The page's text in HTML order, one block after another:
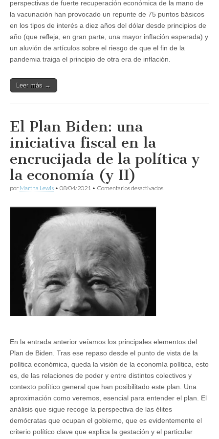
perspectivas de fuerte recuperación económica de la mano de
la vacunación han provocado un repunte de 75 puntos básicos
en los tipos de interés a diez años del dólar desde principios de
año (que refleja, en gran parte, una mayor inflación esperada) y
un aluvión de artículos sobre el riesgo de que el fin de la
pandemia traiga el principio de otra era de inflación.
Leer más →
El Plan Biden: una
iniciativa fiscal en la
encrucijada de la política y
la economía (y II)
por Martha Lewis • 08/04/2021 • Comentarios desactivadosen
En la entrada anterior veíamos los principales elementos del
Plan de Biden. Tras ese repaso desde el punto de vista de la
política económica, queda la visión de la economía política, esto
es, de las relaciones de poder y entre distintos colectivos y
contexto político general que han posibilitado este plan. Una
aproximación como veremos, esencial para entender el plan. El
análisis que sigue recoge la perspectiva de las élites
demócratas que ocupan el gobierno, que es evidentemente el
criterio político clave que explica la gestación y el particular